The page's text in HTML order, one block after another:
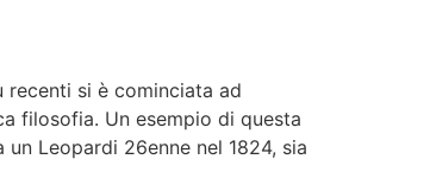
recenti si è cominciata ad
filosofia. Un esempio di questa
Leopardi 26enne nel 1824, sia